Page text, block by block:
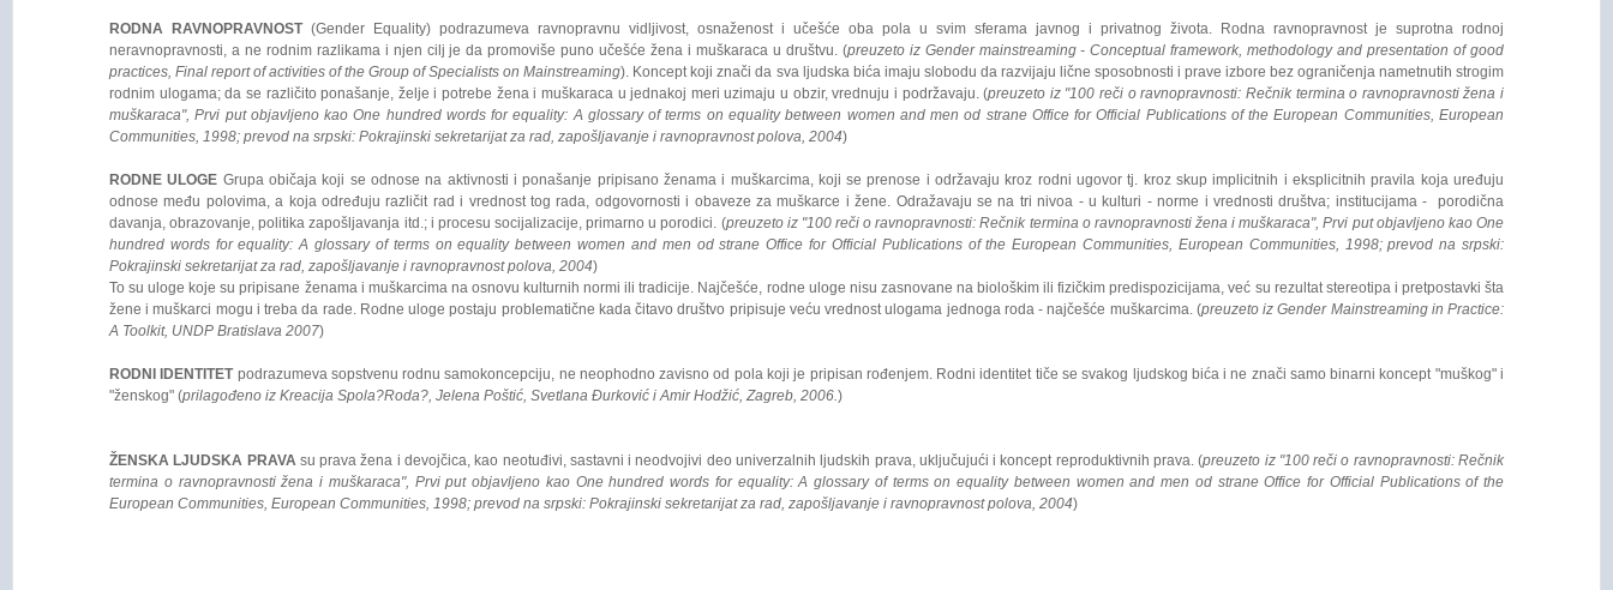
RODNA RAVNOPRAVNOST(Gender Equality) podrazumeva ravnopravnu vidljivost, osnaženost i učešće oba pola u svim sferama javnog i privatnog života. Rodna ravnopravnost je suprotna rodnoj
neravnopravnosti, a ne rodnim razlikama i njen cilj je da promoviše puno učešće žena i muškaraca u društvu. (preuzeto iz Gender mainstreaming - Conceptual framework, methodology and presentation of good
practices, Final report of activities of the Group of Specialists on Mainstreaming). Koncept koji znači da sva ljudska bića imaju slobodu da razvijaju lične sposobnosti i prave izbore bez ograničenja nametnutih strogim
rodnim ulogama; da se različito ponašanje, želje i potrebe žena i muškaraca u jednakoj meri uzimaju u obzir, vrednuju i podržavaju. (preuzeto iz "100 reči o ravnopravnosti: Rečnik termina o ravnopravnosti žena i
muškaraca", Prvi put objavljeno kao One hundred words for equality: A glossary of terms on equality between women and men od strane Office for Official Publications of the European Communities, European
Communities, 1998; prevod na srpski: Pokrajinski sekretarijat za rad, zapošljavanje i ravnopravnost polova, 2004)
RODNE ULOGE Grupa običaja koji se odnose na aktivnosti i ponašanje pripisano ženama i muškarcima, koji se prenose i održavaju kroz rodni ugovor tj. kroz skup implicitnih i eksplicitnih pravila koja uređuju
odnose među polovima, a koja određuju različit rad i vrednost tog rada, odgovornosti i obaveze za muškarce i žene. Odražavaju se na tri nivoa - u kulturi - norme i vrednosti društva; institucijama - porodična
davanja, obrazovanje, politika zapošljavanja itd.; i procesu socijalizacije, primarno u porodici. (preuzeto iz "100 reči o ravnopravnosti: Rečnik termina o ravnopravnosti žena i muškaraca", Prvi put objavljeno kao One
hundred words for equality: A glossary of terms on equality between women and men od strane Office for Official Publications of the European Communities, European Communities, 1998; prevod na srpski:
Pokrajinski sekretarijat za rad, zapošljavanje i ravnopravnost polova, 2004)
To su uloge koje su pripisane ženama i muškarcima na osnovu kulturnih normi ili tradicije. Najčešće, rodne uloge nisu zasnovane na biološkim ili fizičkim predispozicijama, već su rezultat stereotipa i pretpostavki šta
žene i muškarci mogu i treba da rade. Rodne uloge postaju problematične kada čitavo društvo pripisuje veću vrednost ulogama jednoga roda - najčešće muškarcima. (preuzeto iz Gender Mainstreaming in Practice:
A Toolkit, UNDP Bratislava 2007)
RODNI IDENTITETpodrazumeva sopstvenu rodnu samokoncepciju, ne neophodno zavisno od pola koji je pripisan rođenjem. Rodni identitet tiče se svakog ljudskog bića i ne znači samo binarni koncept "muškog" i
"ženskog" (prilagođeno iz Kreacija Spola?Roda?, Jelena Poštić, Svetlana Đurković i Amir Hodžić, Zagreb, 2006.)
ŽENSKA LJUDSKA PRAVAsu prava žena i devojčica, kao neotuđivi, sastavni i neodvojivi deo univerzalnih ljudskih prava, uključujući i koncept reproduktivnih prava. (preuzeto iz "100 reči o ravnopravnosti: Rečnik
termina o ravnopravnosti žena i muškaraca", Prvi put objavljeno kao One hundred words for equality: A glossary of terms on equality between women and men od strane Office for Official Publications of the
European Communities, European Communities, 1998; prevod na srpski: Pokrajinski sekretarijat za rad, zapošljavanje i ravnopravnost polova, 2004)